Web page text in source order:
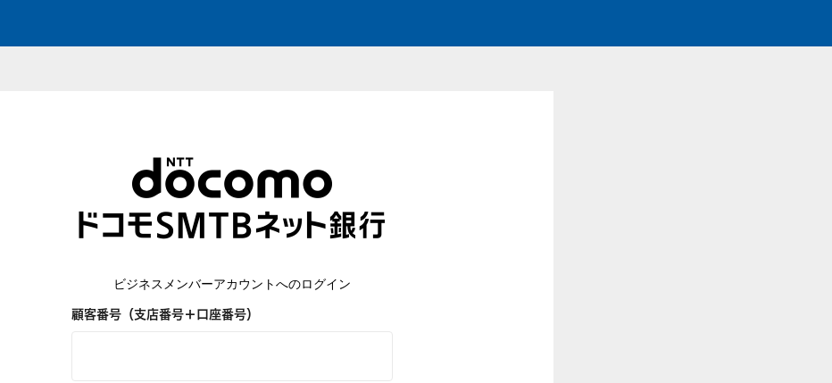
ビジネスメンバーアカウントへのログイン
顧客番号（支店番号＋口座番号）